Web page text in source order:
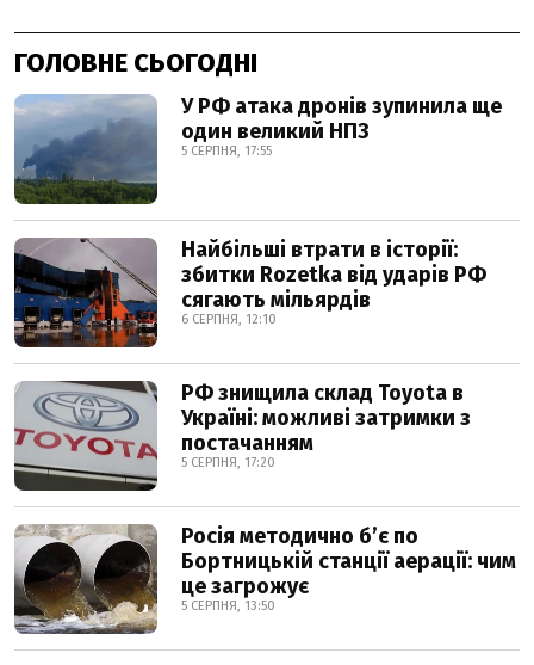
ГОЛОВНЕ СЬОГОДНІ
У РФ атака дронів зупинила ще
один великий НПЗ
5 СЕРПНЯ, 17:55
Найбільші втрати в історії:
збитки Rozetka від ударів РФ
сягають мільярдів
6 СЕРПНЯ, 12:10
РФ знищила склад Toyota в
Україні: можливі затримки з
постачанням
5 СЕРПНЯ, 17:20
Росія методично б’є по
Бортницькій станції аерації: чим
це загрожує
5 СЕРПНЯ, 13:50